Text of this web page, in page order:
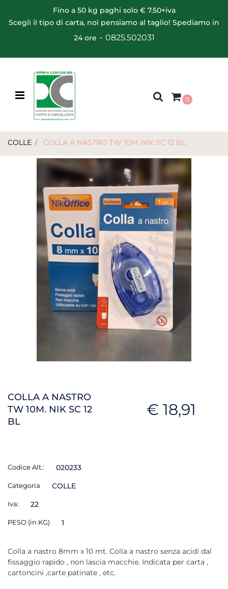
Fino a 50 kg paghi solo € 7.50+iva
Scegli il tipo di carta, noi pensiamo al taglio! Spediamo in
24 ore - 0825.502031
Open menu
0
COLLE COLLA A NASTRO TW 10M. NIK SC 12 BL
COLLA A NASTRO
TW 10M. NIK SC 12
BL
€ 18,91
Codice Alt.: 020233
Categoria COLLE
Iva: 22
PESO (in KG) 1
Colla a nastro 8mm x 10 mt. Colla a nastro senza acidi dal
fissaggio rapido , non lascia macchie. Indicata per carta ,
cartoncini ,carte patinate , etc.